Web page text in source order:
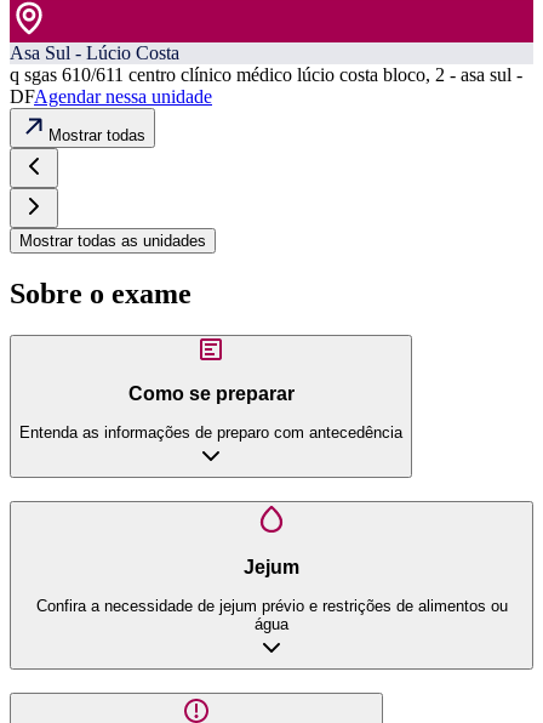
Asa Sul - Lúcio Costa
q sgas 610/611 centro clínico médico lúcio costa bloco, 2 - asa sul -
DFAgendar nessa unidade
Mostrar todas
Mostrar todas as unidades
Sobre o exame
Como se preparar
Entenda as informações de preparo com antecedência
Jejum
Confira a necessidade de jejum prévio e restrições de alimentos ou
água